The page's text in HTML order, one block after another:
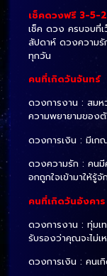
เช็คดวงฟรี 3-5-
เช็ค ดวง ครบจบที่เ
สัปดาห์ ดวงความรั
ทุกวัน
คนที่เกิดวันจันทร์
ดวงการงาน : สม
ความพยายามของ
ดวงการเงิน : มีเก
ดวงความรัก : คนมี
อกถูกใจเข้ามาให้รู้จัก
คนที่เกิดวันอังคาร
ดวงการงาน : ทุ่มเ
รับรองว่าคุณจะไม่เ
ดวงการเงิน : คนเ